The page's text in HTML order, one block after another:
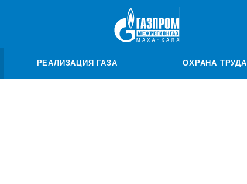
РЕАЛИЗАЦИЯ ГАЗА ОХРАНА ТРУДА